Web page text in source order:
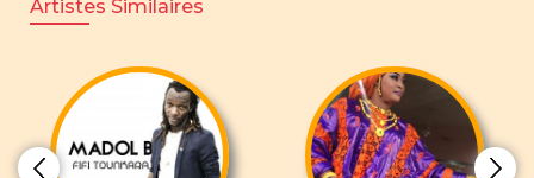
Artistes Similaires